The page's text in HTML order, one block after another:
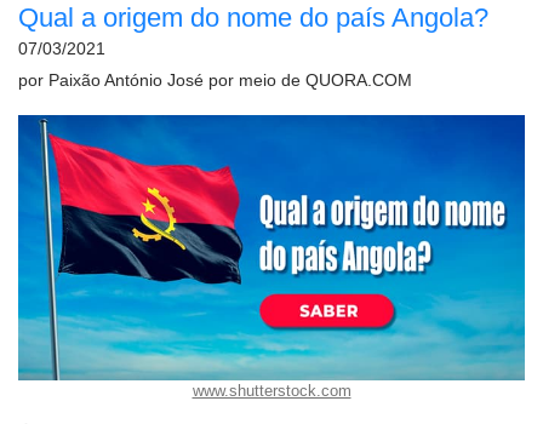
Qual a origem do nome do país Angola?
07/03/2021
por Paixão António José por meio de QUORA.COM
www.shutterstock.com